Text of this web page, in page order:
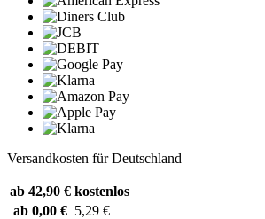
Versandkosten für Deutschland
ab 42,90 € kostenlos
ab 0,00 € 5,29 €